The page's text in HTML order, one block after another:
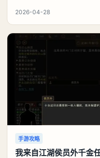
击，触发战斗，完成任
捕首领 史进]好感度提
武学书籍]×1。《我来自
程：【史进、茅九】任务
2026-04-28
手游攻略
我来自江湖侯员外千金